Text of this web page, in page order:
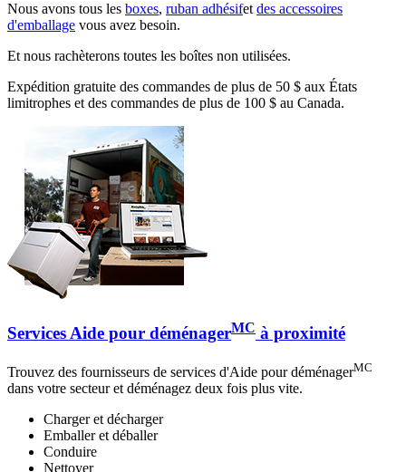
Nous avons tous les boxes, ruban adhésifetdes accessoires
d'emballage vous avez besoin.
Et nous rachèterons toutes les boîtes non utilisées.
Expédition gratuite des commandes de plus de 50 $ aux États
limitrophes et des commandes de plus de 100 $ au Canada.
Services Aide pour déménagerMC à proximité
Trouvez des fournisseurs de services d'Aide pour déménagerMC
dans votre secteur et déménagez deux fois plus vite.
Charger et décharger
Emballer et déballer
Conduire
Nettoyer